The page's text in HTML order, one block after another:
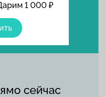
1 000 ₽
сейчас
время